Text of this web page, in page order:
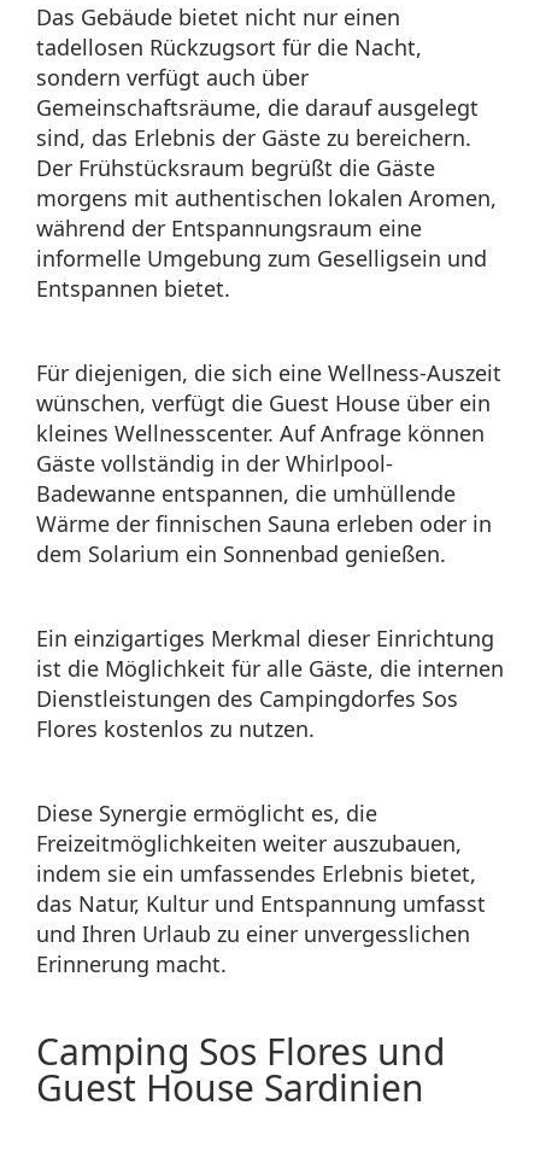
Das Gebäude bietet nicht nur einen
tadellosen Rückzugsort für die Nacht,
sondern verfügt auch über
Gemeinschaftsräume, die darauf ausgelegt
sind, das Erlebnis der Gäste zu bereichern.
Der Frühstücksraum begrüßt die Gäste
morgens mit authentischen lokalen Aromen,
während der Entspannungsraum eine
informelle Umgebung zum Geselligsein und
Entspannen bietet.
Für diejenigen, die sich eine Wellness-Auszeit
wünschen, verfügt die Guest House über ein
kleines Wellnesscenter. Auf Anfrage können
Gäste vollständig in der Whirlpool-
Badewanne entspannen, die umhüllende
Wärme der finnischen Sauna erleben oder in
dem Solarium ein Sonnenbad genießen.
Ein einzigartiges Merkmal dieser Einrichtung
ist die Möglichkeit für alle Gäste, die internen
Dienstleistungen des Campingdorfes Sos
Flores kostenlos zu nutzen.
Diese Synergie ermöglicht es, die
Freizeitmöglichkeiten weiter auszubauen,
indem sie ein umfassendes Erlebnis bietet,
das Natur, Kultur und Entspannung umfasst
und Ihren Urlaub zu einer unvergesslichen
Erinnerung macht.
Camping Sos Flores und
Guest House Sardinien